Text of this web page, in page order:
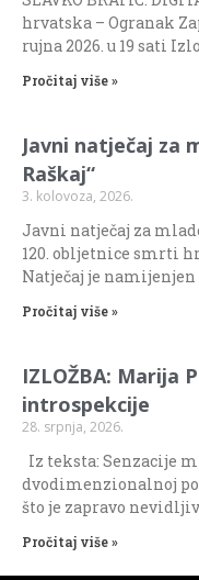
hrvatska – Ogranak
rujna 2026. u 19 sati
Pročitaj više »
Javni natječaj za
Raškaj“
3. kolovoza, 2026.
Javni natječaj za
120. obljetnice smrti
Natječaj je
Pročitaj više »
IZLOŽBA: Marija
introspekcije
28. srpnja, 2026.
Iz teksta: Senzacije
dvodimenzionalnoj
što je zapravo
Pročitaj više »